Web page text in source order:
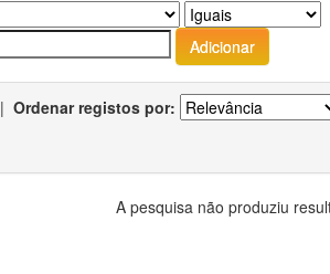
| Ordenar registos por:
A pesquisa não produziu